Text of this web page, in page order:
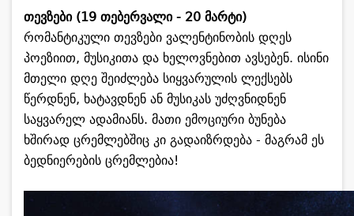
თევზები (19 თებერვალი - 20 მარტი)
რომანტიკული თევზები ვალენტინობის დღეს
პოეზიით, მუსიკითა და ხელოვნებით ავსებენ. ისინი
მთელი დღე შეიძლება სიყვარულის ლექსებს
წერდნენ, ხატავდნენ ან მუსიკას უძღვნიდნენ
საყვარელ ადამიანს. მათი ემოციური ბუნება
ხშირად ცრემლებშიც კი გადაიზრდება - მაგრამ ეს
ბედნიერების ცრემლებია!